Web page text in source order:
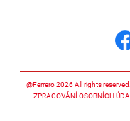
@Ferrero 2026 All rights reserved.
ZPRACOVÁNÍ OSOBNÍCH